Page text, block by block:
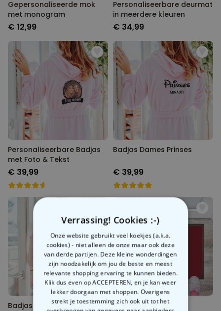
Gepersonaliseerde mok
met monogram
€ 12,99
Personaliseerbare deurmat
in meerdere kleuren
€ 34,99
Personaliseerbare Badjas
met Foto & Tekst
€ 39,99
Badjas Dames Prinses
€ 39,99
Badjas Monogram met
Deurmat 9 3/4
Verrassing! Cookies :-)
Onze website gebruikt veel koekjes (a.k.a.
cookies) - niet alleen de onze maar ook deze
van derde partijen. Deze kleine wonderdingen
zijn noodzakelijk om jou de beste en meest
relevante shopping ervaring te kunnen bieden.
Klik dus even op ACCEPTEREN, en je kan weer
lekker doorgaan met shoppen. Overigens
strekt je toestemming zich ook uit tot het